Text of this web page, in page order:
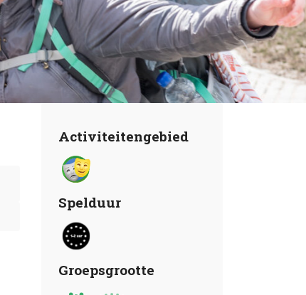
Activiteitengebied
Spelduur
Groepsgrootte